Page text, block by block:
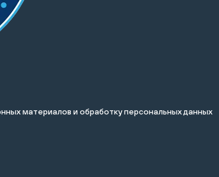
материалов и обработку персональных данных